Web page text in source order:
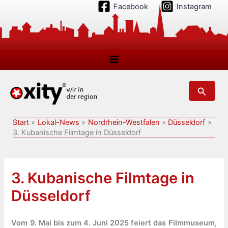
springen
Facebook Instagram
Suchen
Start Lokal-News Nordrhein-Westfalen
Düsseldorf
3. Kubanische Filmtage in Düsseldorf
3. Kubanische Filmtage in
Düsseldorf
Vom 9. Mai bis zum 4. Juni 2025 feiert das Filmmuseum,